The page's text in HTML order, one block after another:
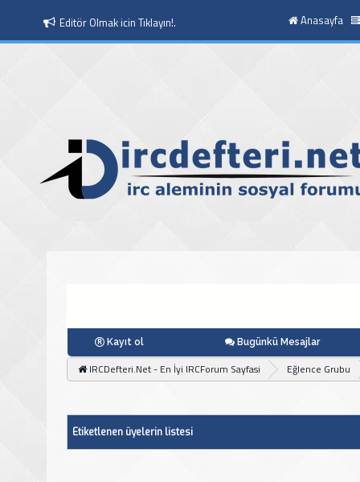
Editör Olmak icin Tıklayın!.
Moderatör Olmak icin Tıklayın!.
Anasayfa
Kayıt ol Bugünkü Mesajlar
IRCDefteri.Net - En İyi IRCForum Sayfasi Eğlence Grubu
Etiketlenen üyelerin listesi